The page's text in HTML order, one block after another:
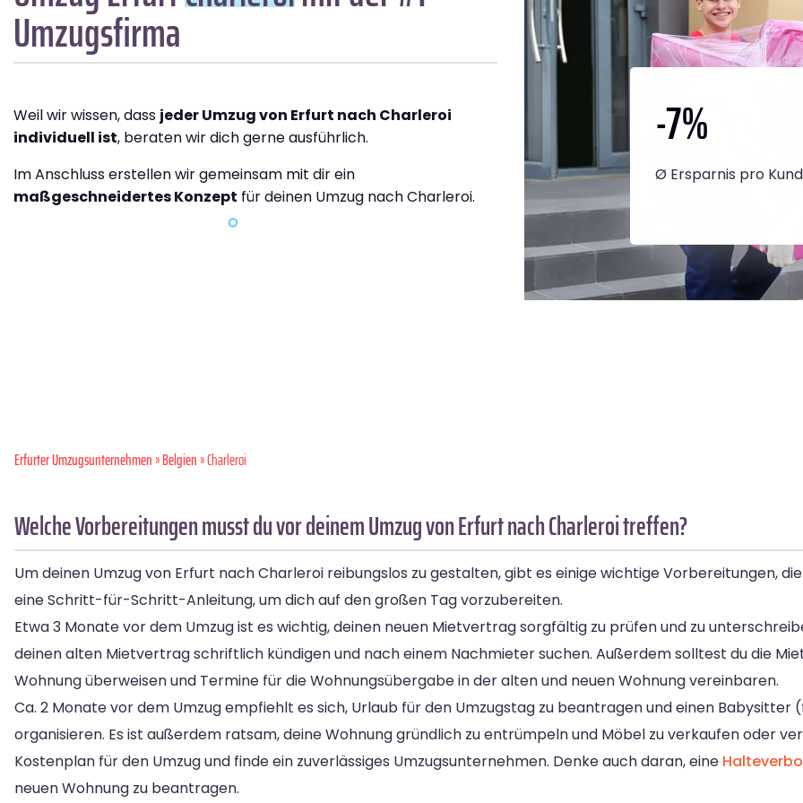
Umzugsfirma
Weil wir wissen, dass jeder Umzug von Erfurt nach Charleroi
individuell ist, beraten wir dich gerne ausführlich.
Im Anschluss erstellen wir gemeinsam mit dir ein
maßgeschneidertes Konzept für deinen Umzug nach Charleroi.
-7%
Ø Ersparnis pro
Erfurter Umzugsunternehmen»Belgien» Charleroi
Welche Vorbereitungen musst du vor deinem Umzug von Erfurt nach Charleroi treffen?
Um deinen Umzug von Erfurt nach Charleroi reibungslos zu gestalten, gibt es einige wichtige Vorbereitungen,
eine Schritt-für-Schritt-Anleitung, um dich auf den großen Tag vorzubereiten.
Etwa 3 Monate vor dem Umzug ist es wichtig, deinen neuen Mietvertrag sorgfältig zu prüfen und zu
deinen alten Mietvertrag schriftlich kündigen und nach einem Nachmieter suchen. Außerdem solltest du die
Wohnung überweisen und Termine für die Wohnungsübergabe in der alten und neuen Wohnung vereinbaren.
Ca. 2 Monate vor dem Umzug empfiehlt es sich, Urlaub für den Umzugstag zu beantragen und einen Babysitter
organisieren. Es ist außerdem ratsam, deine Wohnung gründlich zu entrümpeln und Möbel zu verkaufen oder
Kostenplan für den Umzug und finde ein zuverlässiges Umzugsunternehmen. Denke auch daran, eine
neuen Wohnung zu beantragen.